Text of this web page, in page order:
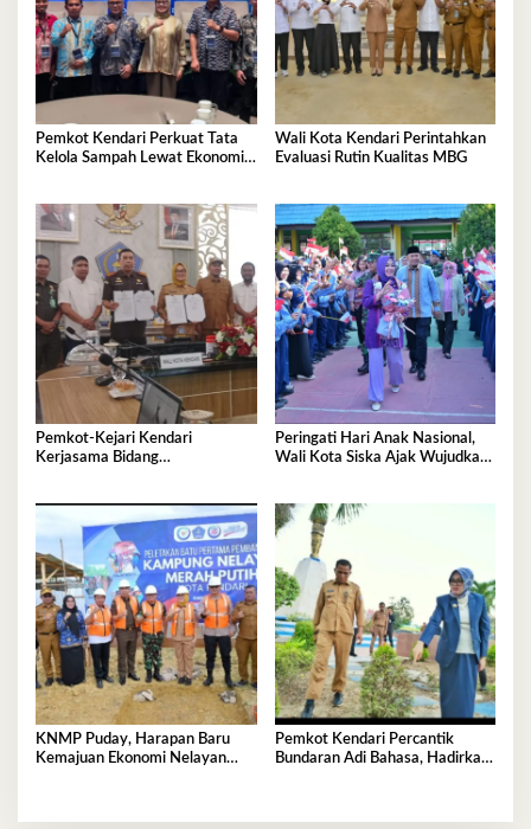
Pemkot Kendari Perkuat Tata
Kelola Sampah Lewat Ekonomi
Wali Kota Kendari Perintahkan
Evaluasi Rutin Kualitas MBG
Pemkot-Kejari Kendari
Kerjasama Bidang
Peringati Hari Anak Nasional,
Wali Kota Siska Ajak Wujudkan
KNMP Puday, Harapan Baru
Kemajuan Ekonomi Nelayan
Pemkot Kendari Percantik
Bundaran Adi Bahasa, Hadirkan